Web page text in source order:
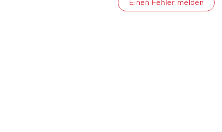
Einen Fehler melden